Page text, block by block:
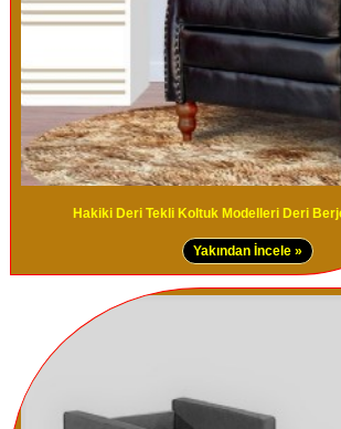
Hakiki Deri Tekli Koltuk Modelleri Deri
Yakından İncele »